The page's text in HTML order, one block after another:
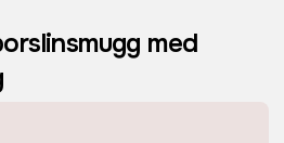
med